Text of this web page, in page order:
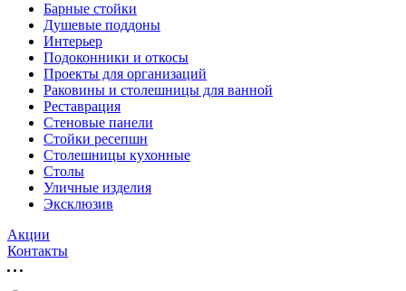
Барные стойки
Душевые поддоны
Интерьер
Подоконники и откосы
Проекты для организаций
Раковины и столешницы для ванной
Реставрация
Стеновые панели
Стойки ресепшн
Столешницы кухонные
Столы
Уличные изделия
Эксклюзив
Акции
Контакты